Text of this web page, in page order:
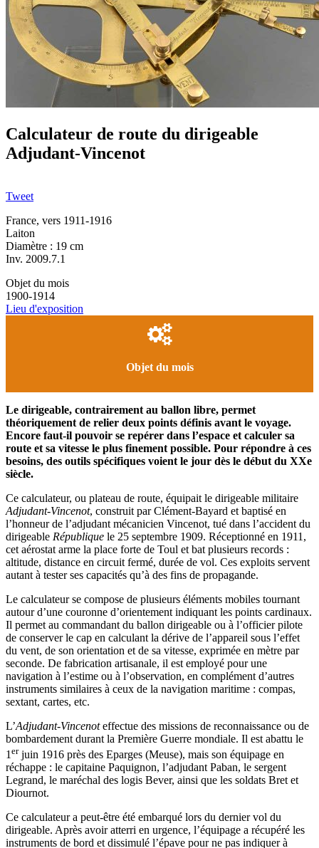
Calculateur de route du dirigeable
Adjudant-Vincenot
Tweet
France, vers 1911-1916
Laiton
Diamètre : 19 cm
Inv. 2009.7.1
Objet du mois
1900-1914
Lieu d'exposition
Objet du mois
Le dirigeable, contrairement au ballon libre, permet
théoriquement de relier deux points définis avant le voyage.
Encore faut-il pouvoir se repérer dans l’espace et calculer sa
route et sa vitesse le plus finement possible. Pour répondre à ces
besoins, des outils spécifiques voient le jour dès le début du XXe
siècle.
Ce calculateur, ou plateau de route, équipait le dirigeable militaire
Adjudant-Vincenot, construit par Clément-Bayard et baptisé en
l’honneur de l’adjudant mécanicien Vincenot, tué dans l’accident du
dirigeable République le 25 septembre 1909. Réceptionné en 1911,
cet aérostat arme la place forte de Toul et bat plusieurs records :
altitude, distance en circuit fermé, durée de vol. Ces exploits servent
autant à tester ses capacités qu’à des fins de propagande.
Le calculateur se compose de plusieurs éléments mobiles tournant
autour d’une couronne d’orientement indiquant les points cardinaux.
Il permet au commandant du ballon dirigeable ou à l’officier pilote
de conserver le cap en calculant la dérive de l’appareil sous l’effet
du vent, de son orientation et de sa vitesse, exprimée en mètre par
seconde. De fabrication artisanale, il est employé pour une
navigation à l’estime ou à l’observation, en complément d’autres
instruments similaires à ceux de la navigation maritime : compas,
sextant, cartes, etc.
L’Adjudant-Vincenoteffectue des missions de reconnaissance ou de
bombardement durant la Première Guerre mondiale. Il est abattu le
1 erjuin 1916 près des Eparges (Meuse), mais son équipage en
réchappe : le capitaine Paquignon, l’adjudant Paban, le sergent
Legrand, le maréchal des logis Bever, ainsi que les soldats Bret et
Diournot.
Ce calculateur a peut-être été embarqué lors du dernier vol du
dirigeable. Après avoir atterri en urgence, l’équipage a récupéré les
instruments de bord et dissimulé l’épave pour ne pas indiquer à